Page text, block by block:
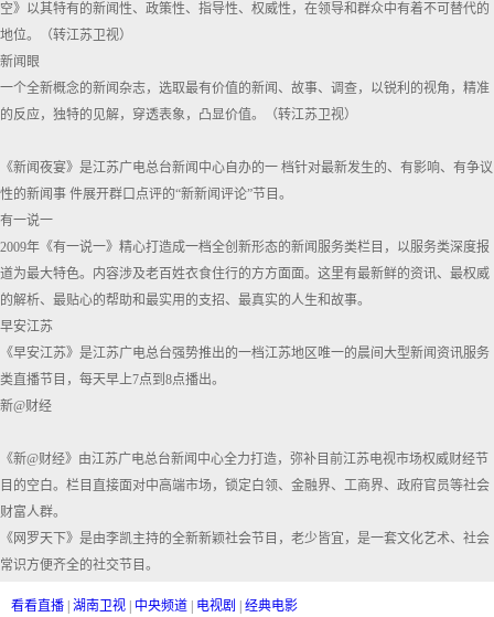
空》以其特有的新闻性、政策性、指导性、权威性，在领导和群众中有着不可替代的
地位。（转江苏卫视）
新闻眼
一个全新概念的新闻杂志，选取最有价值的新闻、故事、调查，以锐利的视角，精准
的反应，独特的见解，穿透表象，凸显价值。（转江苏卫视）
《新闻夜宴》是江苏广电总台新闻中心自办的一 档针对最新发生的、有影响、有争议
性的新闻事 件展开群口点评的“新新闻评论”节目。
有一说一
2009年《有一说一》精心打造成一档全创新形态的新闻服务类栏目，以服务类深度报
道为最大特色。内容涉及老百姓衣食住行的方方面面。这里有最新鲜的资讯、最权威
的解析、最贴心的帮助和最实用的支招、最真实的人生和故事。
早安江苏
《早安江苏》是江苏广电总台强势推出的一档江苏地区唯一的晨间大型新闻资讯服务
类直播节目，每天早上7点到8点播出。
新@财经
《新@财经》由江苏广电总台新闻中心全力打造，弥补目前江苏电视市场权威财经节
目的空白。栏目直接面对中高端市场，锁定白领、金融界、工商界、政府官员等社会
财富人群。
《网罗天下》是由李凯主持的全新新颖社会节目，老少皆宜，是一套文化艺术、社会
常识方便齐全的社交节目。
看看直播 湖南卫视 中央频道 电视剧 经典电影